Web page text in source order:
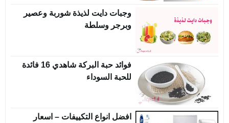
وجبات دايت لذيذة شوربة وعصير
وبرجر وسلطة
فوائد حبة البركة شاهدي 16 فائدة
للحبة السوداء
افضل انواع التكييفات – اسعار